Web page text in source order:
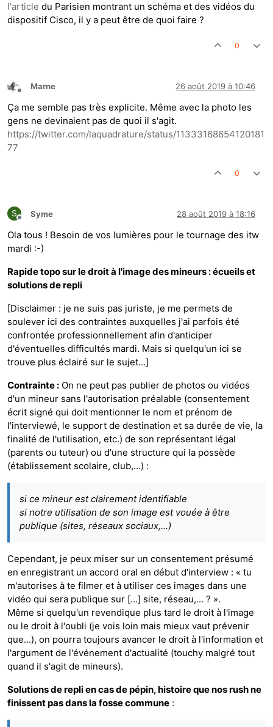
l'article du Parisien montrant un schéma et des vidéos du
dispositif Cisco, il y a peut être de quoi faire ?
0
Hors-ligne
Marne 26 août 2019 à 10:46
Ça me semble pas très explicite. Même avec la photo les
gens ne devinaient pas de quoi il s'agit.
https://twitter.com/laquadrature/status/11333168654120181
77
0
S
Hors-ligne
Syme 28 août 2019 à 18:16
Ola tous ! Besoin de vos lumières pour le tournage des itw
mardi :-)
Rapide topo sur le droit à l'image des mineurs : écueils et
solutions de repli
[Disclaimer : je ne suis pas juriste, je me permets de
soulever ici des contraintes auxquelles j'ai parfois été
confrontée professionnellement afin d'anticiper
d'éventuelles difficultés mardi. Mais si quelqu'un ici se
trouve plus éclairé sur le sujet...]
Contrainte : On ne peut pas publier de photos ou vidéos
d'un mineur sans l'autorisation préalable (consentement
écrit signé qui doit mentionner le nom et prénom de
l'interviewé, le support de destination et sa durée de vie, la
finalité de l'utilisation, etc.) de son représentant légal
(parents ou tuteur) ou d'une structure qui la possède
(établissement scolaire, club,...) :
si ce mineur est clairement identifiable
si notre utilisation de son image est vouée à être
publique (sites, réseaux sociaux,...)
Cependant, je peux miser sur un consentement présumé
en enregistrant un accord oral en début d'interview : « tu
m'autorises à te filmer et à utiliser ces images dans une
vidéo qui sera publique sur [...] site, réseau,... ? ».
Même si quelqu'un revendique plus tard le droit à l'image
ou le droit à l'oubli (je vois loin mais mieux vaut prévenir
que...), on pourra toujours avancer le droit à l'information et
l'argument de l'événement d'actualité (touchy malgré tout
quand il s'agit de mineurs).
Solutions de repli en cas de pépin, histoire que nos rush ne
finissent pas dans la fosse commune :